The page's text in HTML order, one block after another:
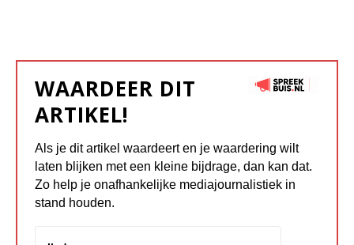
WAARDEER DIT
ARTIKEL!
Als je dit artikel waardeert en je waardering wilt
laten blijken met een kleine bijdrage, dan kan dat.
Zo help je onafhankelijke mediajournalistiek in
stand houden.